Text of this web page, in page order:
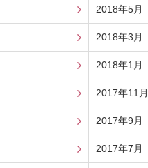
2018年5月
2018年3月
2018年1月
2017年11月
2017年9月
2017年7月